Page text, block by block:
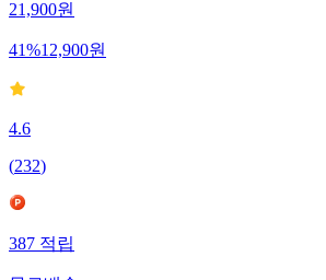
21,900원
41%12,900원
4.6
(232)
387적립